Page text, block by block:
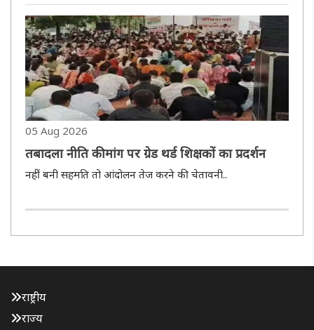
निकायों में ओबीसी आरक्षण के संबंध में वर्ष 2026 का प्रतिवेदन..
05 Aug 2026
तबादला नीति की मांग पर ग्रेड थर्ड शिक्षकों का प्रदर्शन
नहीं बनी सहमति तो आंदोलन तेज करने की चेतावनी..
राष्ट्रीय
राज्य